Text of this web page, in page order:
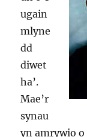
ugain
mlyne
dd
diwet
ha’.
Mae’r
synau
yn amrywio